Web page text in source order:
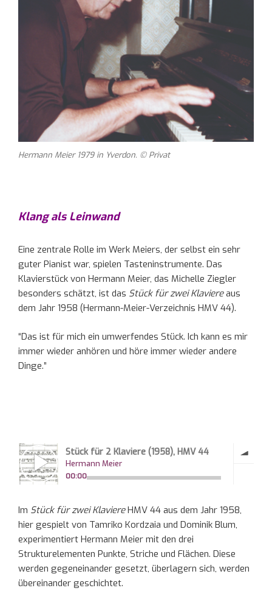
Hermann Meier 1979 in Yverdon. © Privat
Klang als Leinwand
Eine zentrale Rolle im Werk Meiers, der selbst ein sehr
guter Pianist war, spielen Tasteninstrumente. Das
Klavierstück von Hermann Meier, das Michelle Ziegler
besonders schätzt, ist das Stück für zwei Klaviereaus
dem Jahr 1958 (Hermann-Meier-Verzeichnis HMV 44).
“Das ist für mich ein umwerfendes Stück. Ich kann es mir
immer wieder anhören und höre immer wieder andere
Dinge.”
Im Stück für zwei KlaviereHMV 44 aus dem Jahr 1958,
hier gespielt von Tamriko Kordzaia und Dominik Blum,
experimentiert Hermann Meier mit den drei
Strukturelementen Punkte, Striche und Flächen. Diese
werden gegeneinander gesetzt, überlagern sich, werden
übereinander geschichtet.